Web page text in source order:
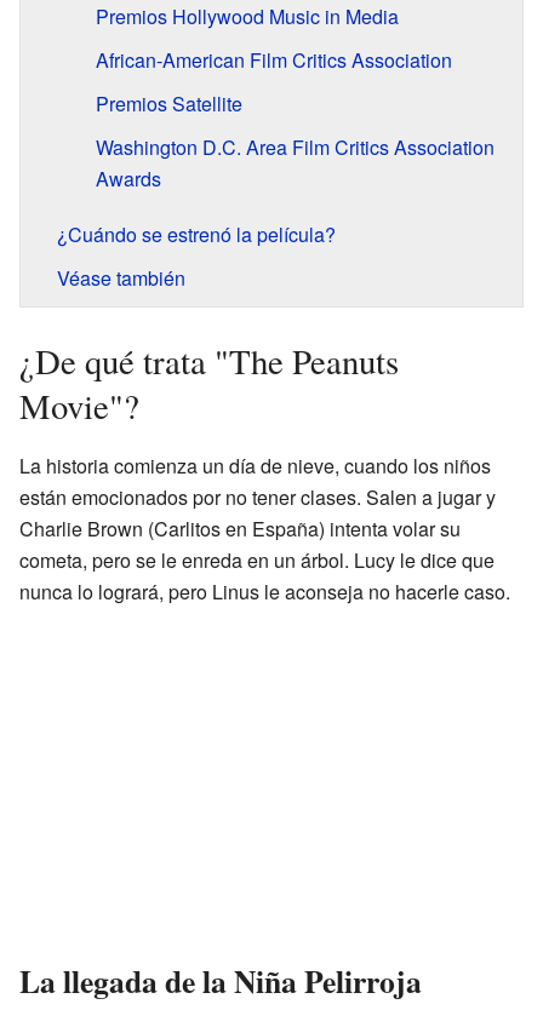
Premios Hollywood Music in Media
African-American Film Critics Association
Premios Satellite
Washington D.C. Area Film Critics Association
Awards
¿Cuándo se estrenó la película?
Véase también
¿De qué trata "The Peanuts
Movie"?
La historia comienza un día de nieve, cuando los niños
están emocionados por no tener clases. Salen a jugar y
Charlie Brown (Carlitos en España) intenta volar su
cometa, pero se le enreda en un árbol. Lucy le dice que
nunca lo logrará, pero Linus le aconseja no hacerle caso.
La llegada de la Niña Pelirroja